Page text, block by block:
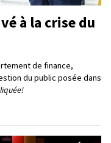
à la crise du
de finance,
du public posée dans